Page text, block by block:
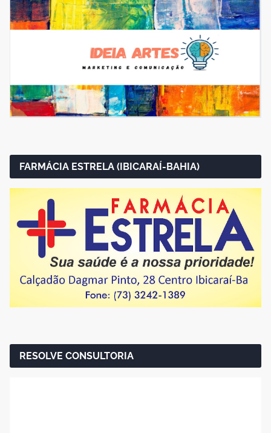
FARMÁCIA ESTRELA (IBICARAÍ-BAHIA)
RESOLVE CONSULTORIA